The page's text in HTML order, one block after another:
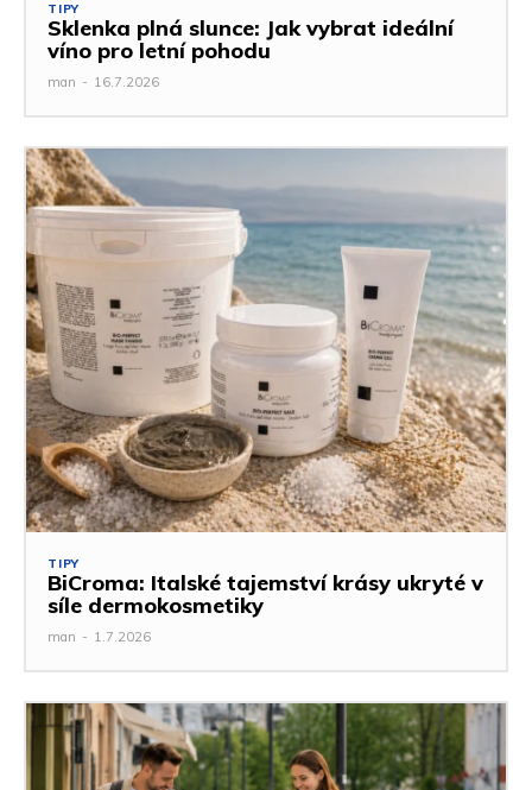
TIPY
Sklenka plná slunce: Jak vybrat ideální
víno pro letní pohodu
man - 16.7.2026
TIPY
BiCroma: Italské tajemství krásy ukryté v
síle dermokosmetiky
man - 1.7.2026